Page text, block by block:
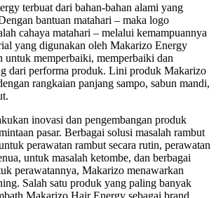
terbuat dari bahan-bahan alami yang
bantuan matahari – maka logo
cahaya matahari – melalui kemampuannya
yang digunakan oleh Makarizo Energy
untuk memperbaiki, memperbaiki dan
dari performa produk. Lini produk Makarizo
rangkaian panjang sampo, sabun mandi,
inovasi dan pengembangan produk
pasar. Berbagai solusi masalah rambut
perawatan rambut secara rutin, perawatan
untuk masalah ketombe, dan berbagai
perawatannya, Makarizo menawarkan
Salah satu produk yang paling banyak
Makarizo Hair Energy sebagai brand